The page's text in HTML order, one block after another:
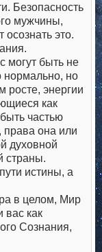
Безопасность
мужчины,
это.
могут быть не
нормально, но
росте, энергии
как
частью
права она или
духовной
страны.
истины, а
в целом, Мир
вас как
Сознания,